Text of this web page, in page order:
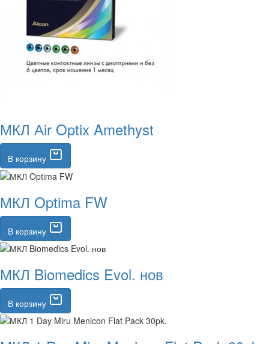
МКЛ Аir Optix Amethyst
В корзину
МКЛ Optima FW
В корзину
МКЛ Biomedics Evol. нов
В корзину